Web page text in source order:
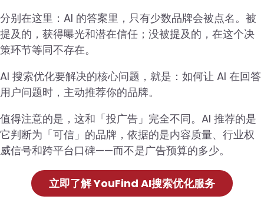
分别在这里：AI 的答案里，只有少数品牌会被点名。被
提及的，获得曝光和潜在信任；没被提及的，在这个决
策环节等同不存在。
AI 搜索优化要解决的核心问题，就是：如何让 AI 在回答
用户问题时，主动推荐你的品牌。
值得注意的是，这和「投广告」完全不同。AI 推荐的是
它判断为「可信」的品牌，依据的是内容质量、行业权
威信号和跨平台口碑——而不是广告预算的多少。
立即了解 YouFind AI搜索优化服务